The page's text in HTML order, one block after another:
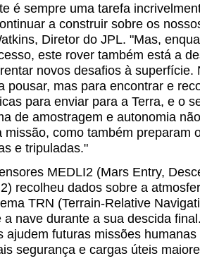
é sempre uma tarefa
a construir sobre os
Diretor do JPL. "Mas,
este rover também está a
novos desafios à superfície.
pousar, mas para encontrar e
para enviar para a Terra, e o
de amostragem e autonomia
missão, como também preparam
e tripuladas."
MEDLI2 (Mars Entry,
recolheu dados sobre a
TRN (Terrain-Relative
a nave durante a sua descida
ajudem futuras missões
segurança e cargas úteis